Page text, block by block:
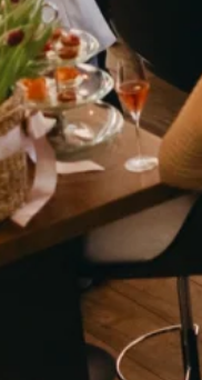
gespannter
beeindruckte.
Winder